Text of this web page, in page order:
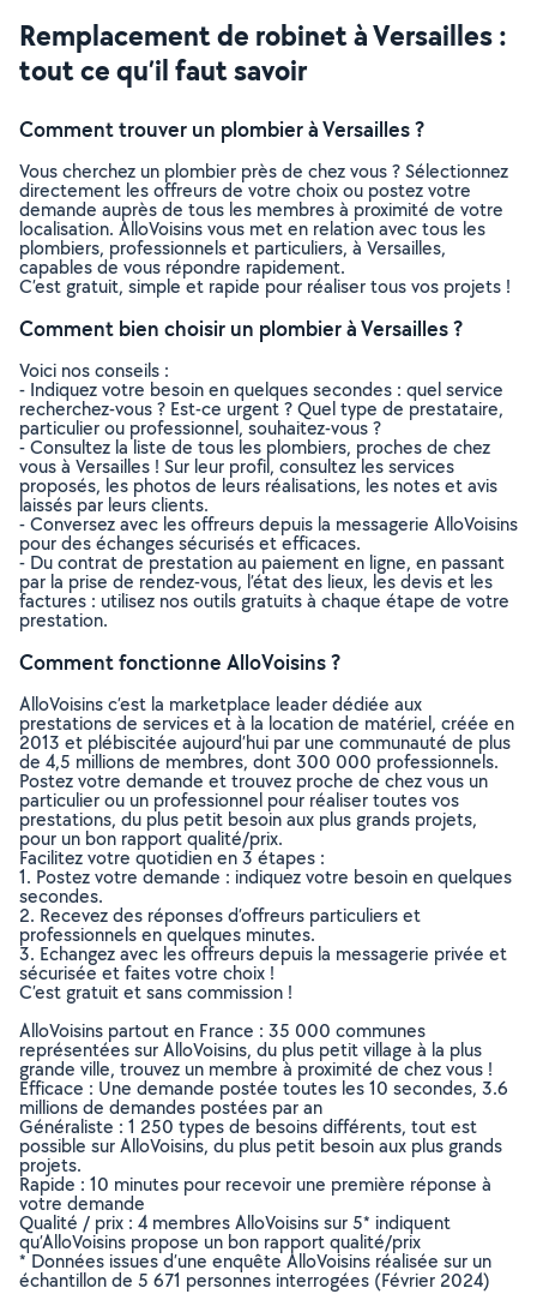
Remplacement de robinet à Versailles :
tout ce qu’il faut savoir
Comment trouver un plombier à Versailles ?
Vous cherchez un plombier près de chez vous ? Sélectionnez
directement les offreurs de votre choix ou postez votre
demande auprès de tous les membres à proximité de votre
localisation. AlloVoisins vous met en relation avec tous les
plombiers, professionnels et particuliers, à Versailles,
capables de vous répondre rapidement.
C’est gratuit, simple et rapide pour réaliser tous vos projets !
Comment bien choisir un plombier à Versailles ?
Voici nos conseils :
- Indiquez votre besoin en quelques secondes : quel service
recherchez-vous ? Est-ce urgent ? Quel type de prestataire,
particulier ou professionnel, souhaitez-vous ?
- Consultez la liste de tous les plombiers, proches de chez
vous à Versailles ! Sur leur profil, consultez les services
proposés, les photos de leurs réalisations, les notes et avis
laissés par leurs clients.
- Conversez avec les offreurs depuis la messagerie AlloVoisins
pour des échanges sécurisés et efficaces.
- Du contrat de prestation au paiement en ligne, en passant
par la prise de rendez-vous, l’état des lieux, les devis et les
factures : utilisez nos outils gratuits à chaque étape de votre
prestation.
Comment fonctionne AlloVoisins ?
AlloVoisins c’est la marketplace leader dédiée aux
prestations de services et à la location de matériel, créée en
2013 et plébiscitée aujourd’hui par une communauté de plus
de 4,5 millions de membres, dont 300 000 professionnels.
Postez votre demande et trouvez proche de chez vous un
particulier ou un professionnel pour réaliser toutes vos
prestations, du plus petit besoin aux plus grands projets,
pour un bon rapport qualité/prix.
Facilitez votre quotidien en 3 étapes :
1. Postez votre demande : indiquez votre besoin en quelques
secondes.
2. Recevez des réponses d’offreurs particuliers et
professionnels en quelques minutes.
3. Echangez avec les offreurs depuis la messagerie privée et
sécurisée et faites votre choix !
C’est gratuit et sans commission !
AlloVoisins partout en France : 35 000 communes
représentées sur AlloVoisins, du plus petit village à la plus
grande ville, trouvez un membre à proximité de chez vous !
Efficace : Une demande postée toutes les 10 secondes, 3.6
millions de demandes postées par an
Généraliste : 1 250 types de besoins différents, tout est
possible sur AlloVoisins, du plus petit besoin aux plus grands
projets.
Rapide : 10 minutes pour recevoir une première réponse à
votre demande
Qualité / prix : 4 membres AlloVoisins sur 5* indiquent
qu’AlloVoisins propose un bon rapport qualité/prix
* Données issues d’une enquête AlloVoisins réalisée sur un
échantillon de 5 671 personnes interrogées (Février 2024)